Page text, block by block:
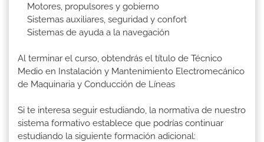
Motores, propulsores y gobierno
Sistemas auxiliares, seguridad y confort
Sistemas de ayuda a la navegación
Al terminar el curso, obtendrás el título de Técnico
Medio en Instalación y Mantenimiento Electromecánico
de Maquinaria y Conducción de Líneas
Si te interesa seguir estudiando, la normativa de nuestro
sistema formativo establece que podrías continuar
estudiando la siguiente formación adicional: